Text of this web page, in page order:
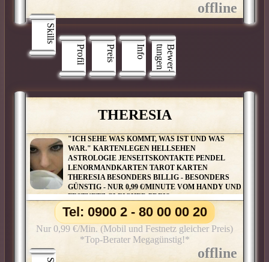
Skills
Profil
Preis Info B
e
w
e
r
­
t
u
n
g
e
n
THERESIA
"ICH SEHE WAS KOMMT, WAS IST UND WAS
WAR." KARTENLEGEN HELLSEHEN
ASTROLOGIE JENSEITSKONTAKTE PENDEL
LENORMANDKARTEN TAROT KARTEN
THERESIA BESONDERS BILLIG - BESONDERS
GÜNSTIG - NUR 0,99 €/MINUTE VOM HANDY UND
FESTNETZ GLEICHER PREIS
Tel: 0900 2 - 80 00 00 20
Nur 0,99 €/Min. (Mobil und Festnetz gleicher Preis)
*Top-Berater Megagünstig!*